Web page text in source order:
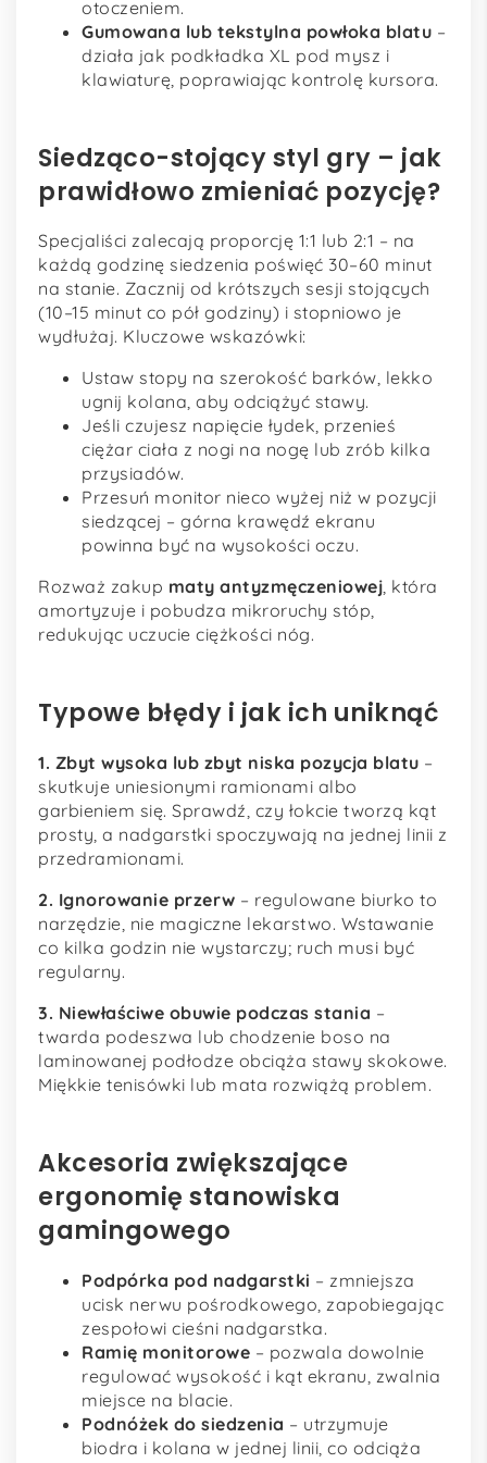
otoczeniem.
Gumowana lub tekstylna powłoka blatu –
działa jak podkładka XL pod mysz i
klawiaturę, poprawiając kontrolę kursora.
Siedząco-stojący styl gry – jak
prawidłowo zmieniać pozycję?
Specjaliści zalecają proporcję 1:1 lub 2:1 – na
każdą godzinę siedzenia poświęć 30–60 minut
na stanie. Zacznij od krótszych sesji stojących
(10–15 minut co pół godziny) i stopniowo je
wydłużaj. Kluczowe wskazówki:
Ustaw stopy na szerokość barków, lekko
ugnij kolana, aby odciążyć stawy.
Jeśli czujesz napięcie łydek, przenieś
ciężar ciała z nogi na nogę lub zrób kilka
przysiadów.
Przesuń monitor nieco wyżej niż w pozycji
siedzącej – górna krawędź ekranu
powinna być na wysokości oczu.
Rozważ zakup maty antyzmęczeniowej, która
amortyzuje i pobudza mikroruchy stóp,
redukując uczucie ciężkości nóg.
Typowe błędy i jak ich uniknąć
1. Zbyt wysoka lub zbyt niska pozycja blatu –
skutkuje uniesionymi ramionami albo
garbieniem się. Sprawdź, czy łokcie tworzą kąt
prosty, a nadgarstki spoczywają na jednej linii z
przedramionami.
2. Ignorowanie przerw – regulowane biurko to
narzędzie, nie magiczne lekarstwo. Wstawanie
co kilka godzin nie wystarczy; ruch musi być
regularny.
3. Niewłaściwe obuwie podczas stania –
twarda podeszwa lub chodzenie boso na
laminowanej podłodze obciąża stawy skokowe.
Miękkie tenisówki lub mata rozwiążą problem.
Akcesoria zwiększające
ergonomię stanowiska
gamingowego
Podpórka pod nadgarstki – zmniejsza
ucisk nerwu pośrodkowego, zapobiegając
zespołowi cieśni nadgarstka.
Ramię monitorowe – pozwala dowolnie
regulować wysokość i kąt ekranu, zwalnia
miejsce na blacie.
Podnóżek do siedzenia – utrzymuje
biodra i kolana w jednej linii, co odciąża